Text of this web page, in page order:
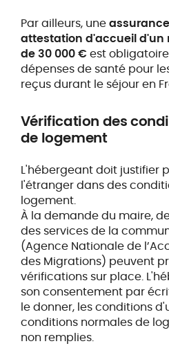
Par ailleurs, une
attestation d'accueil
de 30 000 €est
dépenses de santé pour
reçus durant le séjour en
Vérification des
de logement
L'hébergeant doit justifier
l'étranger dans des
logement.
À la demande du maire,
des services de la
(Agence Nationale de
des Migrations) peuvent
vérifications sur place.
son consentement par
le donner, les conditions
conditions normales de
non remplies.